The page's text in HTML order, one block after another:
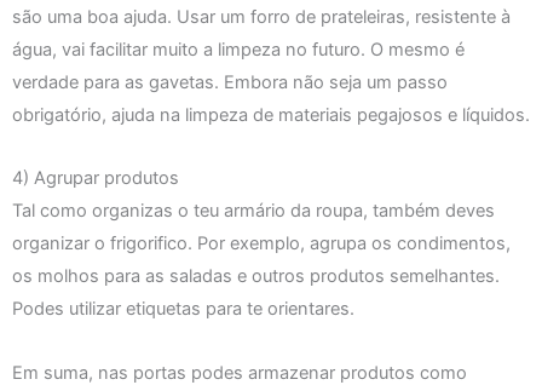
são uma boa ajuda. Usar um forro de prateleiras, resistente à
água, vai facilitar muito a limpeza no futuro. O mesmo é
verdade para as gavetas. Embora não seja um passo
obrigatório, ajuda na limpeza de materiais pegajosos e líquidos.
4) Agrupar produtos
Tal como organizas o teu armário da roupa, também deves
organizar o frigorifico. Por exemplo, agrupa os condimentos,
os molhos para as saladas e outros produtos semelhantes.
Podes utilizar etiquetas para te orientares.
Em suma, nas portas podes armazenar produtos como